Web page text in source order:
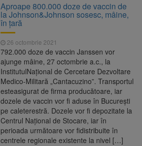
Aproape 800.000 doze de vaccin de
la Johnson&Johnson sosesc, mâine,
în țară
26 octombrie 2021
792.000 doze de vaccin Janssen vor
ajunge mâine, 27 octombrie a.c., la
InstitutulNațional de Cercetare Dezvoltare
Medico-Militară „Cantacuzino”. Transportul
esteasigurat de firma producătoare, iar
dozele de vaccin vor fi aduse în București
pe caleterestră. Dozele vor fi depozitate la
Centrul Național de Stocare, iar în
perioada următoare vor fidistribuite în
centrele regionale existente la nivel […]